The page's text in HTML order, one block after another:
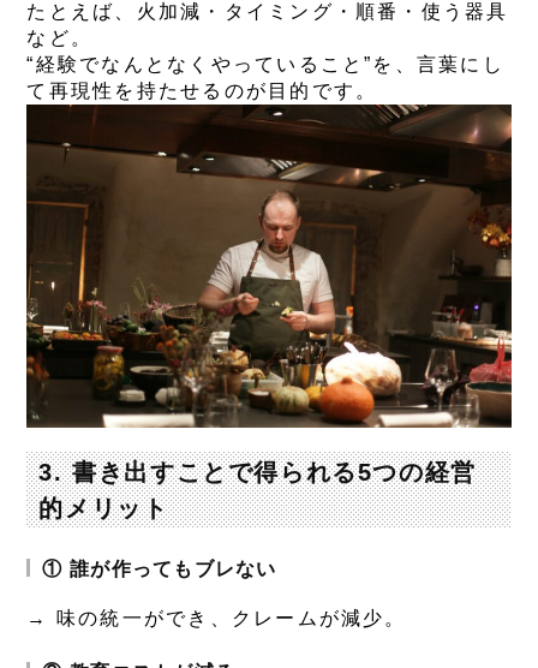
たとえば、火加減・タイミング・順番・使う器具
など。
“経験でなんとなくやっていること”を、 言葉にし
て再現性を持たせる のが目的です。
3. 書き出すことで得られる5つの経営
的メリット
① 誰が作ってもブレない
→ 味の統一ができ、クレームが減少。